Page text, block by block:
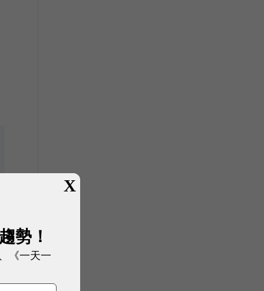
X
勢！
《一天一